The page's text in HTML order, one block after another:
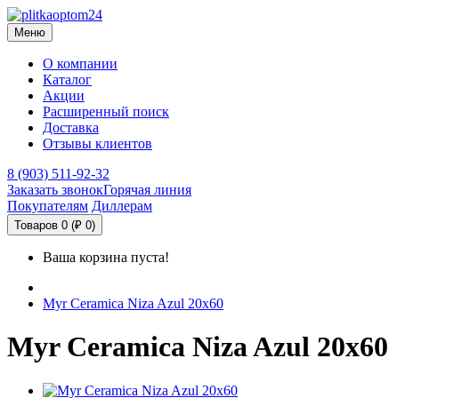
Меню
О компании
Каталог
Акции
Расширенный поиск
Доставка
Отзывы клиентов
8 (903) 511-92-32
Заказать звонокГорячая линия
Покупателям Диллерам
Товаров 0 (₽ 0)
Ваша корзина пуста!
Myr Ceramica Niza Azul 20х60
Myr Ceramica Niza Azul 20х60